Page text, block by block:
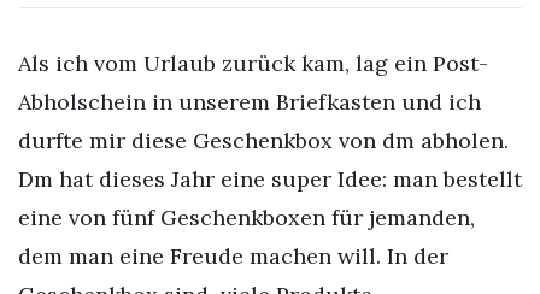
Als ich vom Urlaub zurück kam, lag ein Post-
Abholschein in unserem Briefkasten und ich
durfte mir diese Geschenkbox von dm abholen.
Dm hat dieses Jahr eine super Idee: man bestellt
eine von fünf Geschenkboxen für jemanden,
dem man eine Freude machen will. In der